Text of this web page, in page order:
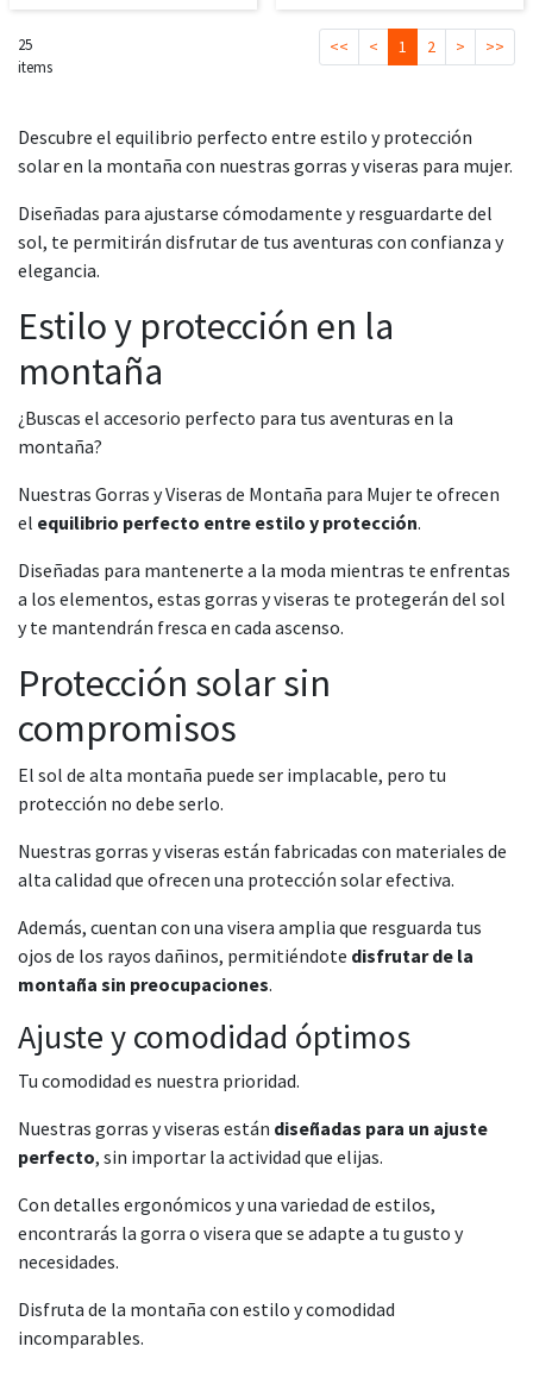
25
items
<< < 1 2 > >>
Descubre el equilibrio perfecto entre estilo y protección
solar en la montaña con nuestras gorras y viseras para mujer.
Diseñadas para ajustarse cómodamente y resguardarte del
sol, te permitirán disfrutar de tus aventuras con confianza y
elegancia.
Estilo y protección en la
montaña
¿Buscas el accesorio perfecto para tus aventuras en la
montaña?
Nuestras Gorras y Viseras de Montaña para Mujer te ofrecen
el equilibrio perfecto entre estilo y protección.
Diseñadas para mantenerte a la moda mientras te enfrentas
a los elementos, estas gorras y viseras te protegerán del sol
y te mantendrán fresca en cada ascenso.
Protección solar sin
compromisos
El sol de alta montaña puede ser implacable, pero tu
protección no debe serlo.
Nuestras gorras y viseras están fabricadas con materiales de
alta calidad que ofrecen una protección solar efectiva.
Además, cuentan con una visera amplia que resguarda tus
ojos de los rayos dañinos, permitiéndote disfrutar de la
montaña sin preocupaciones.
Ajuste y comodidad óptimos
Tu comodidad es nuestra prioridad.
Nuestras gorras y viseras están diseñadas para un ajuste
perfecto, sin importar la actividad que elijas.
Con detalles ergonómicos y una variedad de estilos,
encontrarás la gorra o visera que se adapte a tu gusto y
necesidades.
Disfruta de la montaña con estilo y comodidad
incomparables.